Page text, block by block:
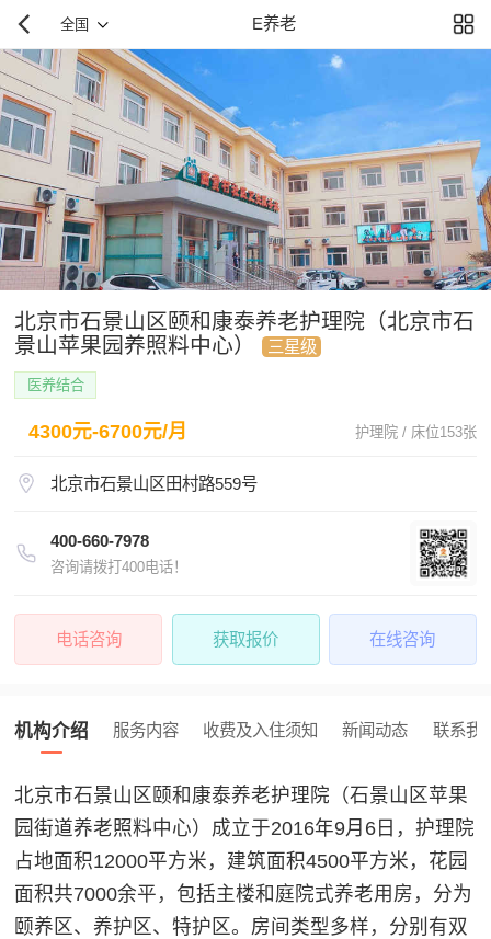
全国 E养老
北京市石景山区颐和康泰养老护理院（北京市石
景山苹果园养照料中心）
三星级
医养结合
4300元-6700元/月 护理院 / 床位153张
北京市石景山区田村路559号
400-660-7978
咨询请拨打400电话！
电话咨询 获取报价 在线咨询
机构介绍 服务内容 收费及入住须知 新闻动态 联系我
北京市石景山区颐和康泰养老护理院（石景山区苹果
园街道养老照料中心）成立于2016年9月6日，护理院
占地面积12000平方米，建筑面积4500平方米，花园
面积共7000余平，包括主楼和庭院式养老用房，分为
颐养区、养护区、特护区。房间类型多样，分别有双